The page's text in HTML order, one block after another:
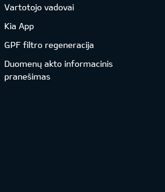
Vartotojo vadovai
Kia App
GPF filtro regeneracija
Duomenų akto informacinis
pranešimas